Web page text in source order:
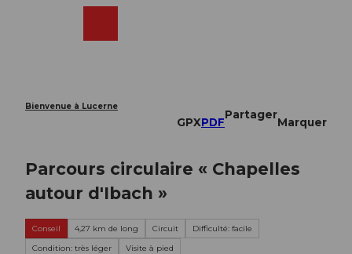
Bienvenue à Lucerne
GPXPDF
Partager
Marquer
Parcours circulaire « Chapelles
autour d'Ibach »
Conseil 4,27 km de long Circuit
Difficulté: facile
Condition: très léger
Visite à pied